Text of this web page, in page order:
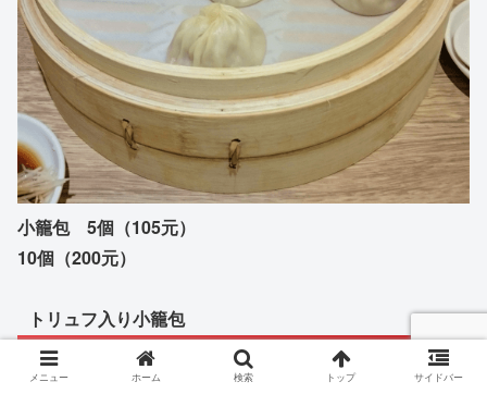
小籠包 5個（105元）
10個（200元）
トリュフ入り小籠包
トリュフを食べたことがないマイル子は、まったく説明の
メニュー ホーム 検索 トップ サイドバー